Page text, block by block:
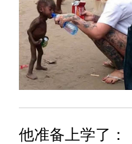
他准备上学了：